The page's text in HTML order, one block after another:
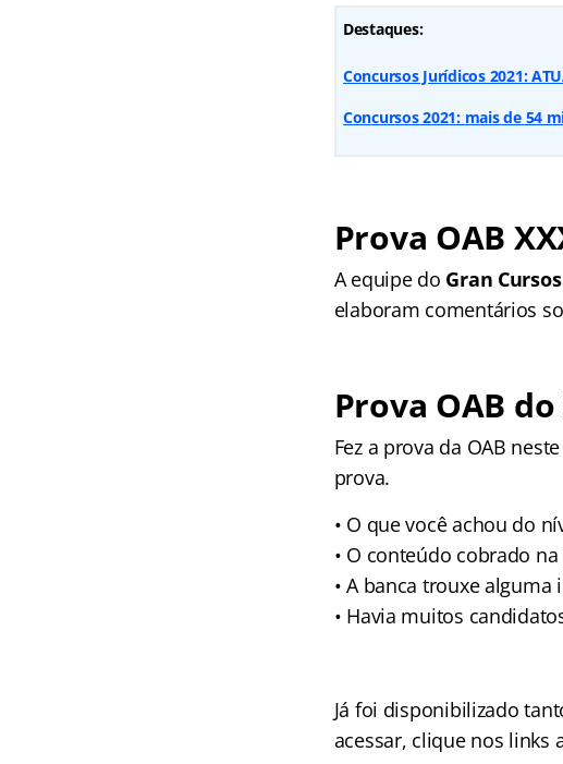
Destaques:
Concursos Jurídicos 2021:
Concursos 2021: mais de 54
Prova OAB
A equipe do Gran
elaboram comentários
Prova OAB
Fez a prova da OAB
prova.
• O que você achou do
• O conteúdo cobrado
• A banca trouxe
• Havia muitos
Já foi disponibilizado
acessar, clique nos links